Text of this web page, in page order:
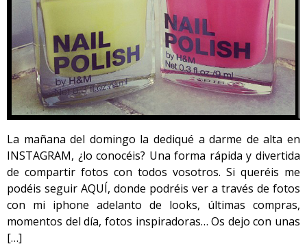
La mañana del domingo la dediqué a darme de alta en
INSTAGRAM, ¿lo conocéis? Una forma rápida y divertida
de compartir fotos con todos vosotros. Si queréis me
podéis seguir AQUÍ, donde podréis ver a través de fotos
con mi iphone adelanto de looks, últimas compras,
momentos del día, fotos inspiradoras… Os dejo con unas
[…]